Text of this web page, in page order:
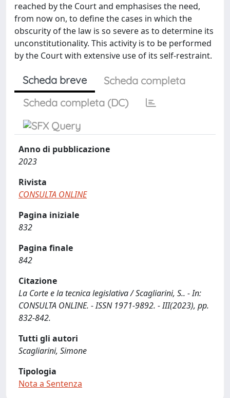
reached by the Court and emphasises the need,
from now on, to define the cases in which the
obscurity of the law is so severe as to determine its
unconstitutionality. This activity is to be performed
by the Court with extensive use of its self-restraint.
Scheda breve
Scheda completa
Scheda completa (DC)
Anno di pubblicazione
2023
Rivista
CONSULTA ONLINE
Pagina iniziale
832
Pagina finale
842
Citazione
La Corte e la tecnica legislativa / Scagliarini, S.. - In:
CONSULTA ONLINE. - ISSN 1971-9892. - III(2023), pp.
832-842.
Tutti gli autori
Scagliarini, Simone
Tipologia
Nota a Sentenza